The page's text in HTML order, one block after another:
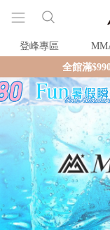
登峰專區
全館滿$990即享免運🛒